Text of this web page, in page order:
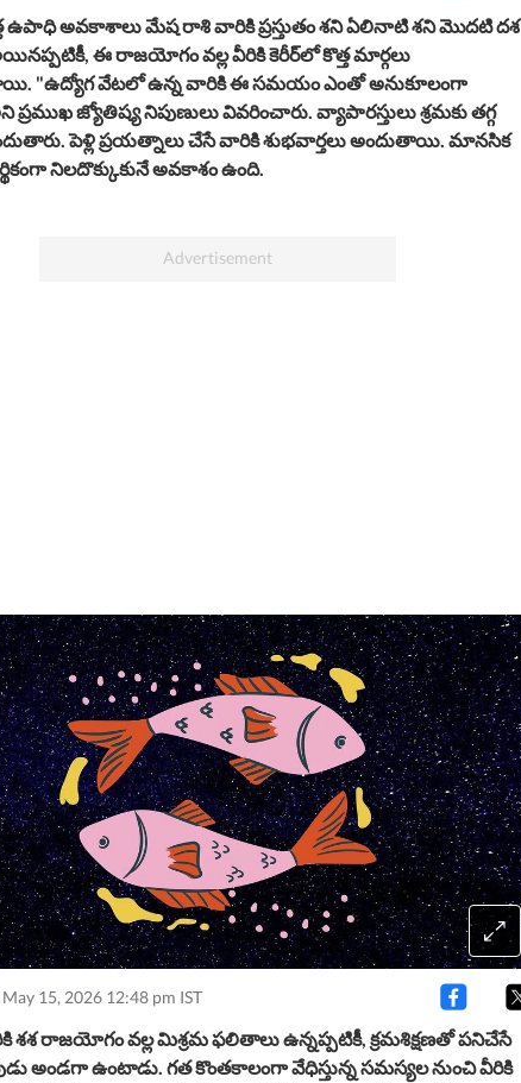
ఉపాధి అవకాశాలుమేష రాశి వారికి ప్రస్తుతం శని ఏలినాటి శని మొదటి దశ
ఈ రాజయోగం వల్ల వీరికి కెరీర్‌లో కొత్త మార్గలు
"ఉద్యోగ వేటలో ఉన్న వారికి ఈ సమయం ఎంతో అనుకూలంగా
ప్రముఖ జ్యోతిష్య నిపుణులు వివరించారు. వ్యాపారస్తులు శ్రమకు తగ్గ
పెళ్లి ప్రయత్నాలు చేసే వారికి శుభవార్తలు అందుతాయి. మానసిక
నిలదొక్కుకునే అవకాశం ఉంది.
15, 2026 12:48 pm IST
రాజయోగం వల్ల మిశ్రమ ఫలితాలు ఉన్నప్పటికీ, క్రమశిక్షణతో పనిచేసే
అండగా ఉంటాడు. గత కొంతకాలంగా వేధిస్తున్న సమస్యల నుంచి వీరికి